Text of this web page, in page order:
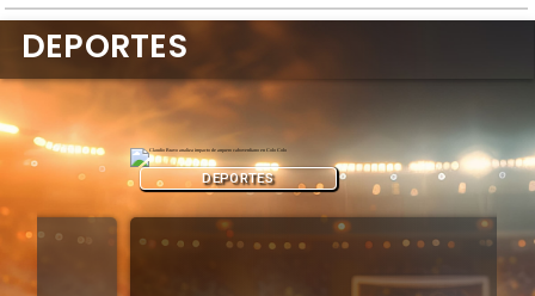
DEPORTES
DEPORTES